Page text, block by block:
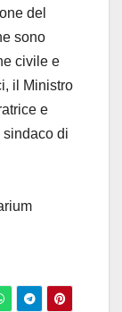
del
sono
civile e
il Ministro
e
sindaco di